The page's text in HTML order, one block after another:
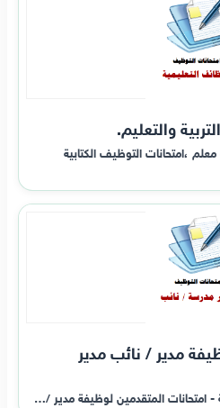
والتعليم.
،امتحانات التوظيف الكتابية
مدير / نائب مدير
- امتحانات المتقدمين لوظيفة مدير /…